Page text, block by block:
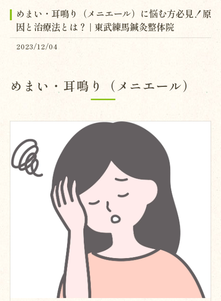
めまい・耳鳴り（メニエール）に悩む方必見！原
因と治療法とは？ | 東武練馬鍼灸整体院
2023/12/04
めまい・耳鳴り（メニエール）